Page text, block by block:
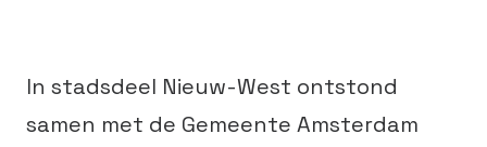
In stadsdeel Nieuw-West ontstond
samen met de Gemeente Amsterdam